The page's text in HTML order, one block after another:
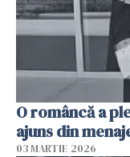
O româncă a
ajuns din
03 MARTIE 2026